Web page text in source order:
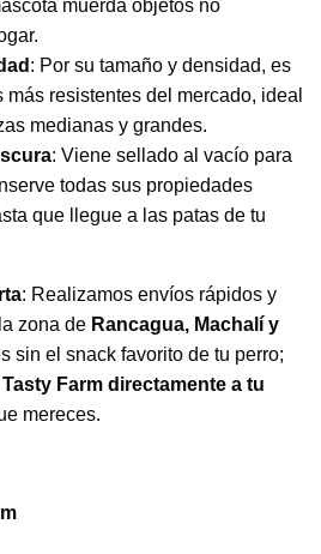
muerda objetos no
: Por su tamaño y densidad, es
más resistentes del mercado, ideal
medianas y grandes.
: Viene sellado al vacío para
todas sus propiedades
que llegue a las patas de tu
: Realizamos envíos rápidos y
zona de Rancagua, Machalí y
sin el snack favorito de tu perro;
Tasty Farm directamente a tu
mereces.